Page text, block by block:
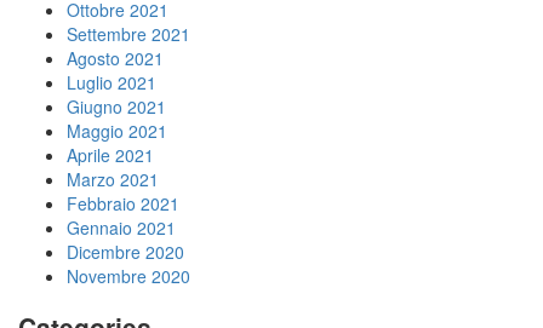
Ottobre 2021
Settembre 2021
Agosto 2021
Luglio 2021
Giugno 2021
Maggio 2021
Aprile 2021
Marzo 2021
Febbraio 2021
Gennaio 2021
Dicembre 2020
Novembre 2020